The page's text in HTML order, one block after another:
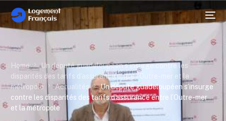
Home
Un député guadeloupéen s’insurge contre les
disparités des tarifs d’assurance entre l’Outre-mer et la
métropole
Actualités
Un député guadeloupéen s’insurge
contre les disparités des tarifs d’assurance entre l’Outre-mer
et la métropole